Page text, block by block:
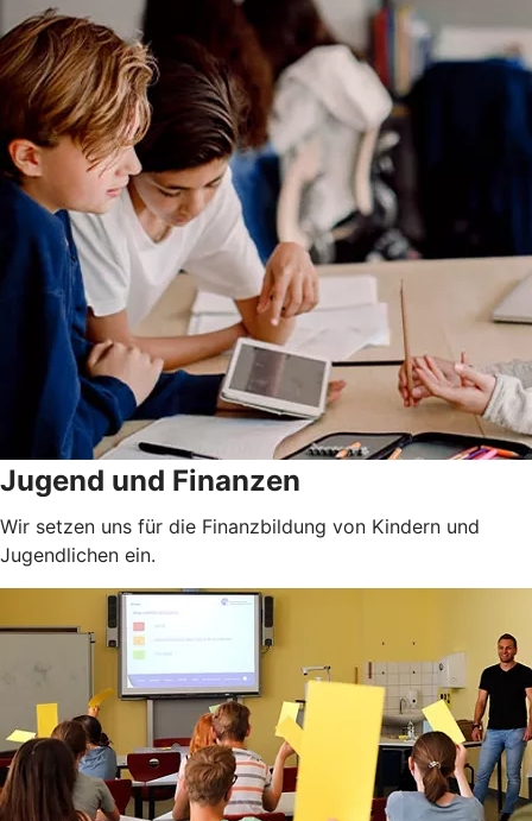
Jugend und Finanzen
Wir setzen uns für die Finanzbildung von Kindern und
Jugendlichen ein.